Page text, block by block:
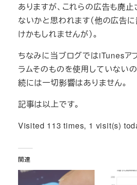
ありますが、これらの広告も廃
ないかと思われます（他の広告
けかもしれませんが）。
ちなみに当ブログではiTunesア
ラムそのものを使用していない
続には一切影響はありません。
記事は以上です。
Visited 113 times, 1 visit(s)
関連